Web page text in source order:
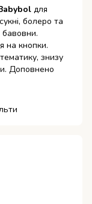
для
болеро та
бавовни.
на кнопки.
знизу
Доповнено